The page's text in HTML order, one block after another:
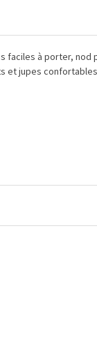
faciles à porter,
et jupes